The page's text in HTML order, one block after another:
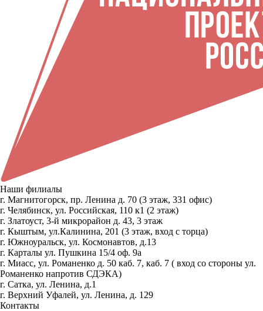
Наши филиалы
г. Магнитогорск, пр. Ленина д. 70 (3 этаж, 331 офис)
г. Челябинск, ул. Российская, 110 к1 (2 этаж)
г. Златоуст, 3-й микрорайон д. 43, 3 этаж
г. Кыштым, ул.Калинина, 201 (3 этаж, вход с торца)
г. Южноуральск, ул. Космонавтов, д.13
г. Карталы ул. Пушкина 15/4 оф. 9а
г. Миасс, ул. Романенко д. 50 каб. 7, каб. 7 ( вход со стороны ул.
Романенко напротив СДЭКА)
г. Сатка, ул. Ленина, д.1
г. Верхний Уфалей, ул. Ленина, д. 129
Контакты